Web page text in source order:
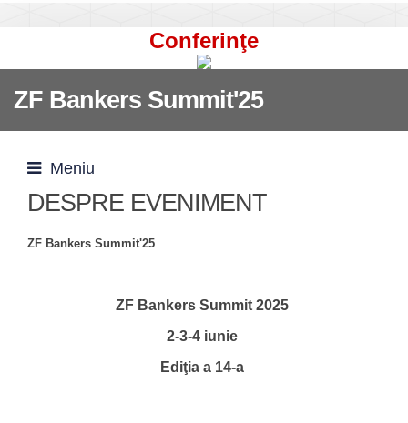
Conferinţe
ZF Bankers Summit'25
Meniu
DESPRE EVENIMENT
ZF Bankers Summit'25
ZF Bankers Summit 2025
2-3-4 iunie
Ediţia a 14-a